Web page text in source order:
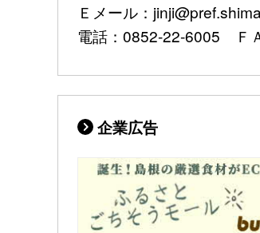
Ｅメール：
電話：0852-22-6005 Ｆ
企業広告